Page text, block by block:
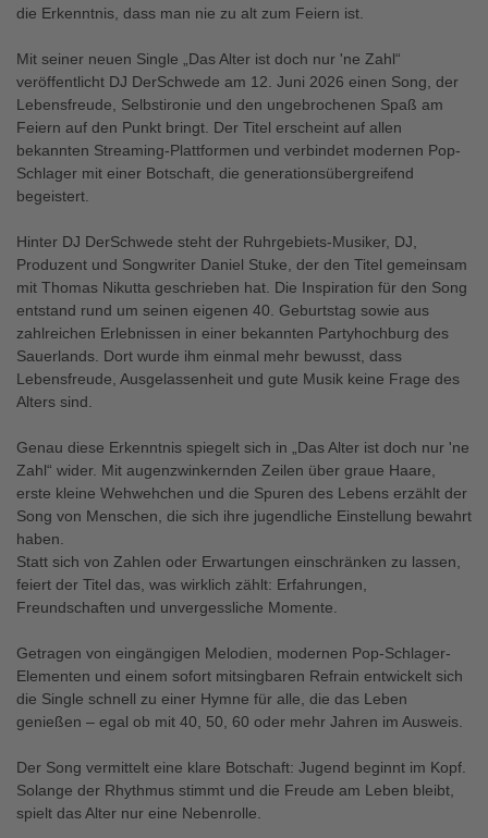
die Erkenntnis, dass man nie zu alt zum Feiern ist.
Mit seiner neuen Single „Das Alter ist doch nur 'ne Zahl“
veröffentlicht DJ DerSchwede am 12. Juni 2026 einen Song, der
Lebensfreude, Selbstironie und den ungebrochenen Spaß am
Feiern auf den Punkt bringt. Der Titel erscheint auf allen
bekannten Streaming-Plattformen und verbindet modernen Pop-
Schlager mit einer Botschaft, die generationsübergreifend
begeistert.
Hinter DJ DerSchwede steht der Ruhrgebiets-Musiker, DJ,
Produzent und Songwriter Daniel Stuke, der den Titel gemeinsam
mit Thomas Nikutta geschrieben hat. Die Inspiration für den Song
entstand rund um seinen eigenen 40. Geburtstag sowie aus
zahlreichen Erlebnissen in einer bekannten Partyhochburg des
Sauerlands. Dort wurde ihm einmal mehr bewusst, dass
Lebensfreude, Ausgelassenheit und gute Musik keine Frage des
Alters sind.
Genau diese Erkenntnis spiegelt sich in „Das Alter ist doch nur 'ne
Zahl“ wider. Mit augenzwinkernden Zeilen über graue Haare,
erste kleine Wehwehchen und die Spuren des Lebens erzählt der
Song von Menschen, die sich ihre jugendliche Einstellung bewahrt
haben.
Statt sich von Zahlen oder Erwartungen einschränken zu lassen,
feiert der Titel das, was wirklich zählt: Erfahrungen,
Freundschaften und unvergessliche Momente.
Getragen von eingängigen Melodien, modernen Pop-Schlager-
Elementen und einem sofort mitsingbaren Refrain entwickelt sich
die Single schnell zu einer Hymne für alle, die das Leben
genießen – egal ob mit 40, 50, 60 oder mehr Jahren im Ausweis.
Der Song vermittelt eine klare Botschaft: Jugend beginnt im Kopf.
Solange der Rhythmus stimmt und die Freude am Leben bleibt,
spielt das Alter nur eine Nebenrolle.